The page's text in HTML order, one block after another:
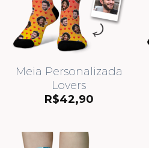
Meia Personalizada
Lovers
R$42,90